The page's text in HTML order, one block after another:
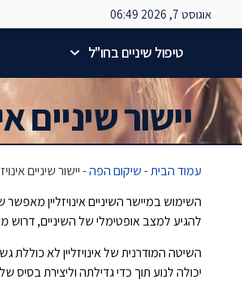
אוגוסט 7, 2026 06:49
טיפול שיניים בחו"ל
יישור שיניים
עמוד הבית-שיקום הפה-יישור שיניים
להגיע למצב אופטימלי של השיניים,
השיטה המודרנית של אינויזליין לא
יכולה לנוע תוך כדי גדילתה וליצירת